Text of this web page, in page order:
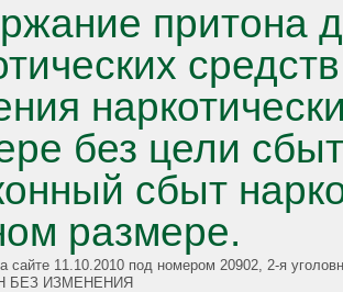
притона
без цели
сбыт
размере.
под номером 20902, 2-я уголовная, УК РФ: ст. 30 ч.3, ст. 228.1 ч.3 п.г; ст. 232 ч.1; ст.
БЕЗ ИЗМЕНЕНИЯ